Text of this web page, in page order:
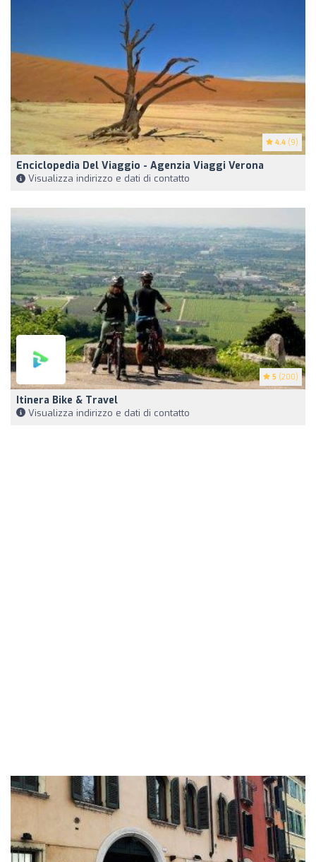
4.4 (9)
Enciclopedia Del Viaggio - Agenzia Viaggi Verona
Visualizza indirizzo e dati di contatto
5 (200)
Itinera Bike & Travel
Visualizza indirizzo e dati di contatto